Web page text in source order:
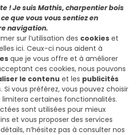
! Je suis Mathis, charpentier bois
que vous vous sentiez en
navigation.
sur l’utilisation des cookies et
ici. Ceux-ci nous aident à
que je vous offre et à améliorer
ces cookies, nous pouvons
le contenu et les publicités
Si vous préférez, vous pouvez choisir
limitera certaines fonctionnalités.
sont utilisées pour mieux
et vous proposer des services
n’hésitez pas à consulter nos